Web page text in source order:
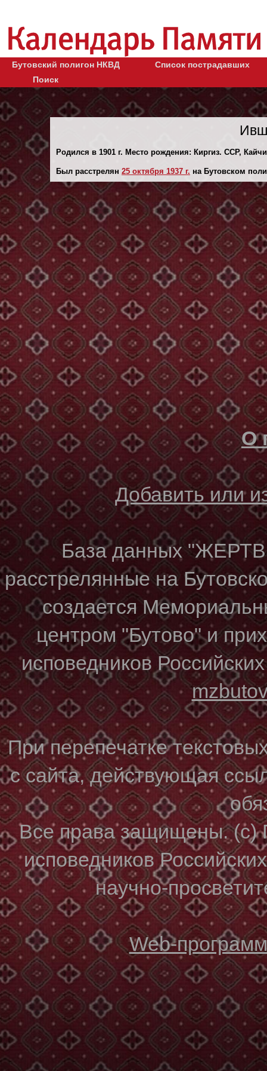
Бутовский полигон НКВД
Список пострадавших
Поиск
Родился в 1901 г. Место рождения: Киргиз. ССР,
Был расстрелян 25 октября 1937 г. на Бутовском
О
Добавить или
База данных
расстрелянные на
создается
центром "Бутово" и
исповедников
При перепечатке
с сайта, действующая
Все права защищены. (с)
исповедников
научно-
Web-